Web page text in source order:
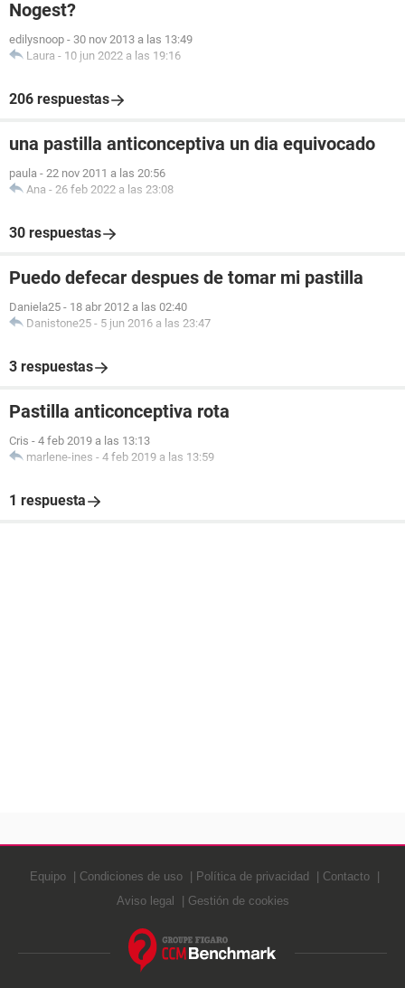
Nogest?
edilysnoop - 30 nov 2013 a las 13:49
Laura - 10 jun 2022 a las 19:16
206 respuestas
una pastilla anticonceptiva un dia equivocado
paula - 22 nov 2011 a las 20:56
Ana - 26 feb 2022 a las 23:08
30 respuestas
Puedo defecar despues de tomar mi pastilla
Daniela25 - 18 abr 2012 a las 02:40
Danistone25 - 5 jun 2016 a las 23:47
3 respuestas
Pastilla anticonceptiva rota
Cris - 4 feb 2019 a las 13:13
marlene-ines - 4 feb 2019 a las 13:59
1 respuesta
Equipo Condiciones de uso Política de privacidad
Contacto
Aviso legal
Gestión de cookies